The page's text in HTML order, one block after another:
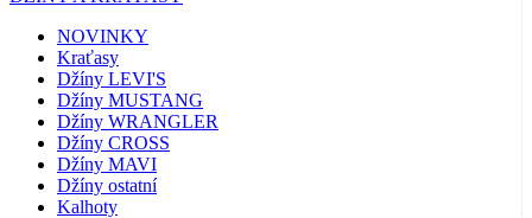
NOVINKY
Kraťasy
Džíny LEVI'S
Džíny MUSTANG
Džíny WRANGLER
Džíny CROSS
Džíny MAVI
Džíny ostatní
Kalhoty